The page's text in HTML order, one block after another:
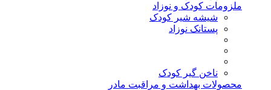
ملزومات کودک و نوزاد
شیشه شیر کودک
پستانک نوزاد
ناخن گیر کودک
محصولات بهداشت و مراقبت مادر